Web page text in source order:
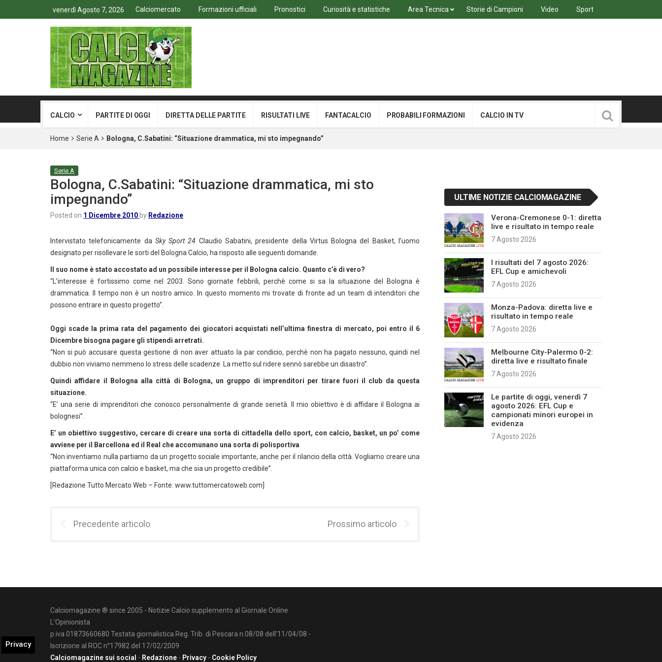
venerdì Agosto 7, 2026 Calciomercato Formazioni ufficiali Pronostici Curiosità e statistiche Area Tecnica Storie di Campioni Video Sport
CALCIO PARTITE DI OGGI DIRETTA DELLE PARTITE RISULTATI LIVE FANTACALCIO PROBABILI FORMAZIONI CALCIO IN TV
Home Serie A Bologna, C.Sabatini: “Situazione drammatica, mi sto impegnando”
Serie A
Bologna, C.Sabatini: “Situazione drammatica, mi sto
impegnando”
Posted on 1 Dicembre 2010 by Redazione
Intervistato telefonicamente da Sky Sport 24 Claudio Sabatini, presidente della Virtus Bologna del Basket, l’uomo
designato per risollevare le sorti del Bologna Calcio, ha risposto alle seguenti domande.
Il suo nome è stato accostato ad un possibile interesse per il Bologna calcio. Quanto c’è di vero?
“L’interesse è fortissimo come nel 2003. Sono giornate febbrili, perchè come si sa la situazione del Bologna è
drammatica. Il tempo non è un nostro amico. In questo momento mi trovate di fronte ad un team di intenditori che
possono entrare in questo progetto”.
Oggi scade la prima rata del pagamento dei giocatori acquistati nell’ultima finestra di mercato, poi entro il 6
Dicembre bisogna pagare gli stipendi arretrati.
“Non si può accusare questa gestione di non aver attuato la par condicio, perchè non ha pagato nessuno, quindi nel
dubbio non viviamo nemmeno lo stress delle scadenze. La metto sul ridere sennò sarebbe un disastro”.
Quindi affidare il Bologna alla città di Bologna, un gruppo di imprenditori per tirare fuori il club da questa
situazione.
“E’ una serie di imprenditori che conosco personalmente di grande serietà. Il mio obiettivo è di affidare il Bologna ai
bolognesi”.
E’ un obiettivo suggestivo, cercare di creare una sorta di cittadella dello sport, con calcio, basket, un po’ come
avviene per il Barcellona ed il Real che accomunano una sorta di polisportiva
“Non inventiamo nulla partiamo da un progetto sociale importante, anche per il rilancio della città. Vogliamo creare una
piattaforma unica con calcio e basket, ma che sia un progetto credibile”.
[Redazione Tutto Mercato Web – Fonte: www.tuttomercatoweb.com]
Precedente articolo Prossimo articolo
ULTIME NOTIZIE CALCIOMAGAZINE
Verona-Cremonese 0-1: diretta
live e risultato in tempo reale
7 Agosto 2026
I risultati del 7 agosto 2026:
EFL Cup e amichevoli
7 Agosto 2026
Monza-Padova: diretta live e
risultato in tempo reale
7 Agosto 2026
Melbourne City-Palermo 0-2:
diretta live e risultato finale
7 Agosto 2026
Le partite di oggi, venerdì 7
agosto 2026: EFL Cup e
campionati minori europei in
evidenza
7 Agosto 2026
Calciomagazine ® since 2005 - Notizie Calcio supplemento al Giornale Online
L'Opinionista
p.iva 01873660680 Testata giornalistica Reg. Trib. di Pescara n.08/08 dell'11/04/08 -
Iscrizione al ROC n°17982 del 17/02/2009
Calciomagazine sui social - Redazione - Privacy - Cookie Policy
Privacy